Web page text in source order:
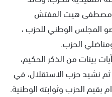
ومصطفى هيت المفتش
المجلس الوطني للحزب ،
الحزب.
بينات من الذكر الحكيم،
ثم نشيد حزب الاستقلال، في
بقيم الحزب وثوابته الوطنية.